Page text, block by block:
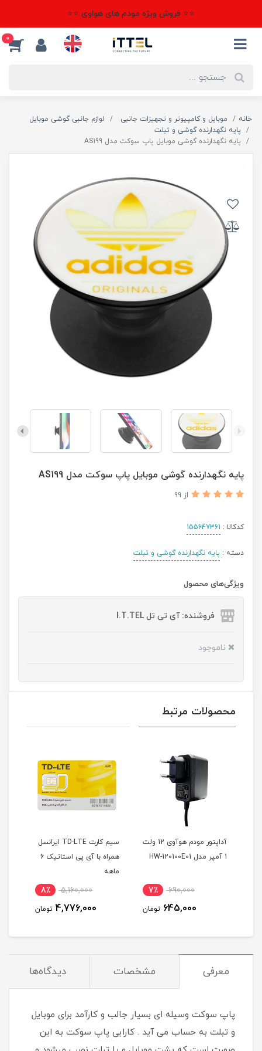
⭐⭐ فروش ویژه مودم های هواوی ⭐⭐
0
خانه موبایل و کامپیوتر و تجهیزات جانبی
لوازم جانبی گوشی موبایل
پایه نگهدارنده گوشی و تبلت
پایه نگهدارنده گوشی موبایل پاپ سوکت مدل AS199
پایه نگهدارنده گوشی موبایل پاپ سوکت مدل AS199
از 99
کدکالا : 155647361
دسته : پایه نگهدارنده گوشی و تبلت
ویژگی‌های محصول
فروشنده: آی تی تل I.T.TEL
ناموجود
محصولات مرتبط
آداپتور مودم هوآوی 12 ولت
690,000 7٪
645,000 تومان
سیم کارت TD-LTE ایرانسل
همراه با آی پی استاتیک 6
ماهه
5,160,000 8٪
4,776,000 تومان
معرفی مشخصات دیدگاه‌ها
پاپ سوکت وسیله ای بسیار جالب و کارآمد برای موبایل
و تبلت به حساب می آید . کارایی پاپ سوکت به این